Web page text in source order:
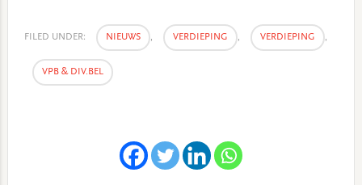
FILED UNDER: NIEUWS , VERDIEPING , VERDIEPING ,
VPB & DIV.BEL